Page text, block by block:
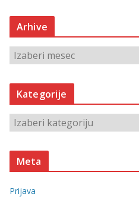
Arhive
r
h
v
Kategorije
a
t
o
Meta
Prijava